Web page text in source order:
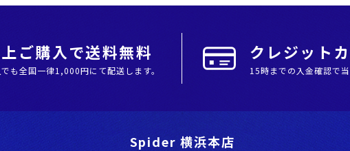
ご購入で送料無料
も全国⼀律1,000円にて配送します。
クレジット
15時までの入金確認で当
Spider 横浜本店